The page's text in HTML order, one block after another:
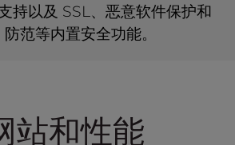
持以及 SSL、恶意软件保护和
范等内置安全功能。
站和性能